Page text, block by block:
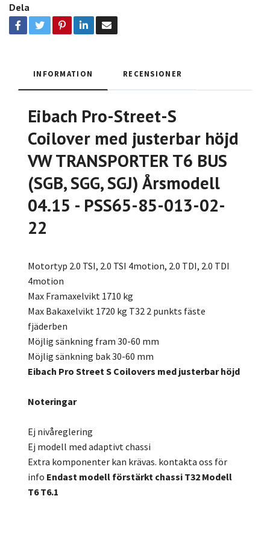
Dela
INFORMATION RECENSIONER
Eibach Pro-Street-S
Coilover med justerbar höjd
VW TRANSPORTER T6 BUS
(SGB, SGG, SGJ) Årsmodell
04.15 - PSS65-85-013-02-
22
Motortyp 2.0 TSI, 2.0 TSI 4motion, 2.0 TDI, 2.0 TDI
4motion
Max Framaxelvikt 1710 kg
Max Bakaxelvikt 1720 kg T32 2 punkts fäste
fjäderben
Möjlig sänkning fram 30-60 mm
Möjlig sänkning bak 30-60 mm
Eibach Pro Street S Coilovers med justerbar höjd
Noteringar
Ej nivåreglering
Ej modell med adaptivt chassi
Extra komponenter kan krävas. kontakta oss för
info Endast modell förstärkt chassi T32 Modell
T6 T6.1